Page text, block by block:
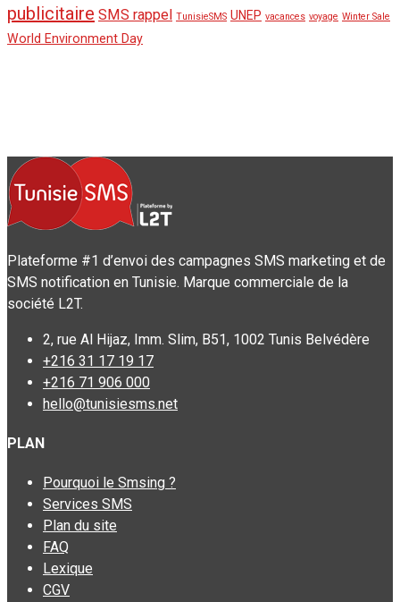
publicitaire SMS rappel TunisieSMS UNEP vacances voyage Winter Sale
World Environment Day
Plateforme #1 d’envoi des campagnes SMS marketing et de
SMS notification en Tunisie. Marque commerciale de la
société L2T.
2, rue Al Hijaz, Imm. Slim, B51, 1002 Tunis Belvédère
+216 31 17 19 17
+216 71 906 000
hello@tunisiesms.net
PLAN
Pourquoi le Smsing ?
Services SMS
Plan du site
FAQ
Lexique
CGV